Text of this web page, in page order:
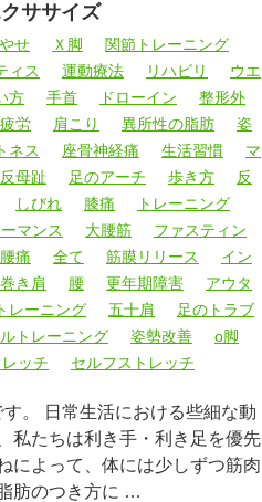
ササイズ
せ Ｘ脚
関節トレーニング
ィス 運動療法 リハビリ
ウエ
方 手首 ドローイン
整形外
労 肩こり 異所性の脂肪
姿
ネス 座骨神経痛 生活習慣
マ
母趾 足のアーチ 歩き方
反
しびれ 膝痛
トレーニング
マンス 大腰筋
ファスティン
痛 全て 筋膜リリース
イン
巻き肩 腰 更年期障害
アウタ
レーニング 五十肩
足のトラブ
トレーニング 姿勢改善
o脚
ッチ セルフストレッチ
。 日常生活における些細な動
私たちは利き手・利き足を優先
によって、体には少しずつ筋肉
肪のつき方に …